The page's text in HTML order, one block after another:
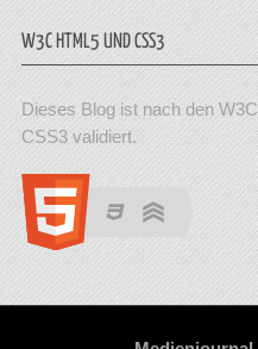
W3C HTML5 UND CSS3
Dieses Blog ist nach den
CSS3 validiert.